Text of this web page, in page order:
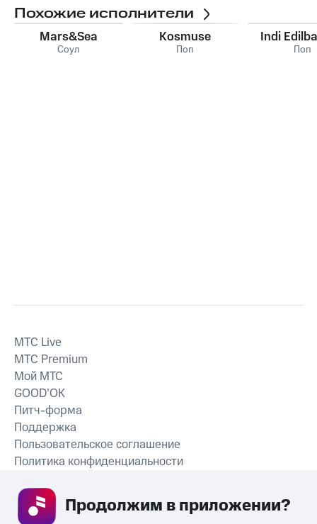
Похожие исполнители
Mars&Sea
Соул
Kosmuse
Поп
Indi
Поп
СКАЧАТЬ ПРИЛОЖЕНИЕ
MTС Live
MTС Premium
Мой МТС
GOOD’OK
Питч-форма
Поддержка
Пользовательское соглашение
Политика конфиденциальности